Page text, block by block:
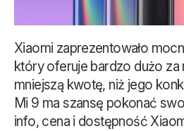
Xiaomi zaprezentowało
który oferuje bardzo dużo za
mniejszą kwotę, niż jego
Mi 9 ma szansę pokonać
info, cena i dostępność